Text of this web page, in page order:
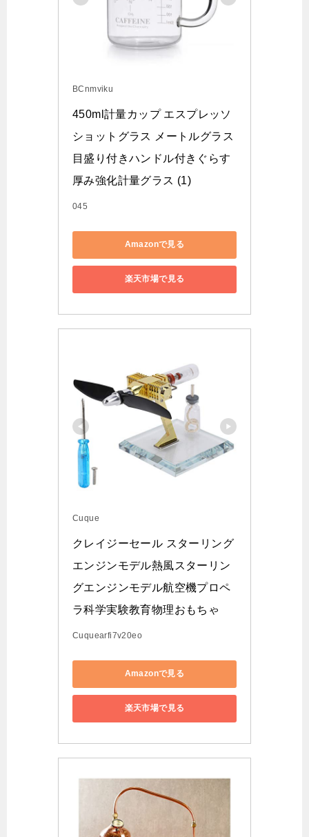
BCnmviku
450ml計量カップ エスプレッソ
ショットグラス メートルグラス
目盛り付きハンドル付きぐらす
厚み強化計量グラス (1)
045
Amazonで見る
楽天市場で見る
Cuque
クレイジーセール スターリング
エンジンモデル熱風スターリン
グエンジンモデル航空機プロペ
ラ科学実験教育物理おもちゃ
Cuquearfi7v20eo
Amazonで見る
楽天市場で見る